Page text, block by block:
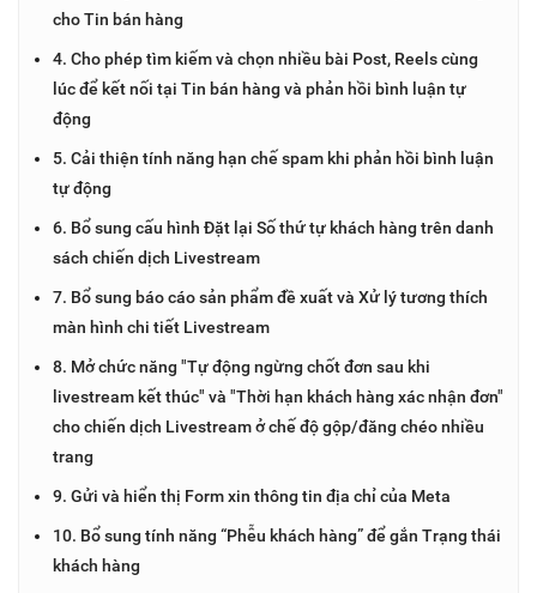
cho Tin bán hàng
4. Cho phép tìm kiếm và chọn nhiều bài Post, Reels cùng
lúc để kết nối tại Tin bán hàng và phản hồi bình luận tự
động
5. Cải thiện tính năng hạn chế spam khi phản hồi bình luận
tự động
6. Bổ sung cấu hình Đặt lại Số thứ tự khách hàng trên danh
sách chiến dịch Livestream
7. Bổ sung báo cáo sản phẩm đề xuất và Xử lý tương thích
màn hình chi tiết Livestream
8. Mở chức năng "Tự động ngừng chốt đơn sau khi
livestream kết thúc" và "Thời hạn khách hàng xác nhận đơn"
cho chiến dịch Livestream ở chế độ gộp/đăng chéo nhiều
trang
9. Gửi và hiển thị Form xin thông tin địa chỉ của Meta
10. Bổ sung tính năng “Phễu khách hàng” để gắn Trạng thái
khách hàng